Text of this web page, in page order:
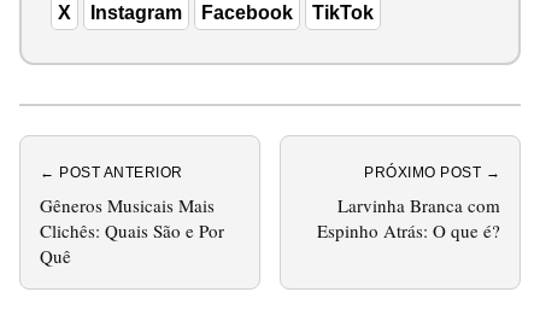
X Instagram Facebook TikTok
← POST ANTERIOR
Gêneros Musicais Mais
Clichês: Quais São e Por
Quê
PRÓXIMO POST →
Larvinha Branca com
Espinho Atrás: O que é?